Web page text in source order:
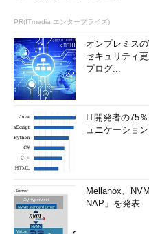
PR(ITmedia エンタープライズ)
オンプレミス
セキュリティ
プログ...
IT開発者の75
ュニケーショ
Mellanox、
NAP」を発表